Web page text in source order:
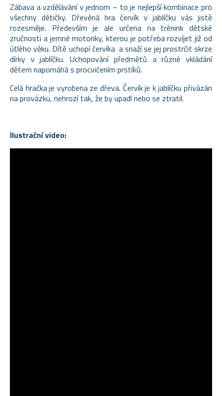
Zábava a vzdělávání v jednom – to je nejlepší kombinace pro
všechny dětičky. Dřevěná hra červík v jablíčku vás jistě
rozesměje. Především je ale určena na trénink dětské
zručnosti a jemné motoriky, kterou je potřeba rozvíjet již od
útlého věku. Dítě uchopí červíka a snaží se jej prostrčit skrze
dírky v jablíčku. Uchopování předmětů a různé vkládání
dětem napomáhá s procvičením prstíků.
Celá hračka je vyrobena ze dřeva. Červík je k jablíčku přivázán
na provázku, nehrozí tak, že by upadl nebo se ztratil.
Ilustrační video: